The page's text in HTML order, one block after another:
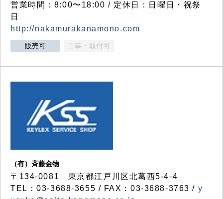
営業時間：8:00〜18:00 / 定休日：日曜日・祝祭
日
http://nakamurakanamono.com
販売可 工事・取付可
（有）斉藤金物
〒134-0081 東京都江戸川区北葛西5-4-4
TEL：03-3688-3655 / FAX：03-3688-3763 / y